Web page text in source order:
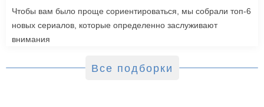
Чтобы вам было проще сориентироваться, мы собрали топ-6
новых сериалов, которые определенно заслуживают
внимания
Все подборки